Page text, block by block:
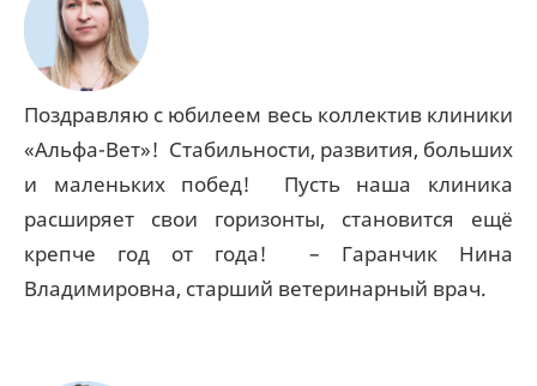
Поздравляю с юбилеем весь коллектив клиники
«Альфа-Вет»! Стабильности, развития, больших
и маленьких побед! Пусть наша клиника
расширяет свои горизонты, становится ещё
крепче год от года! – Гаранчик Нина
Владимировна, старший ветеринарный врач.